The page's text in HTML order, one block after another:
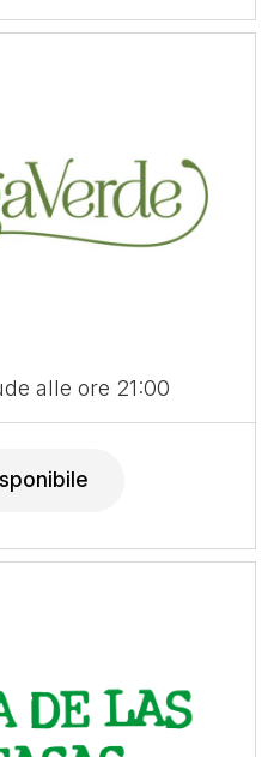
alle ore 21:00